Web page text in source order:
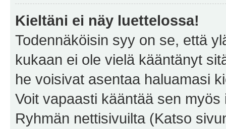
Kieltäni ei näy luettelossa!
Todennäköisin syy on se, että
kukaan ei ole vielä kääntänyt
he voisivat asentaa haluamasi
Voit vapaasti kääntää sen
Ryhmän nettisivuilta (Katso